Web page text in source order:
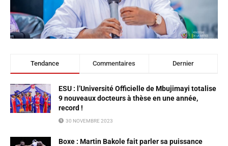
Tendance Commentaires Dernier
ESU : l’Université Officielle de Mbujimayi totalise
9 nouveaux docteurs à thèse en une année,
record !
30 NOVEMBRE 2023
Boxe : Martin Bakole fait parler sa puissance